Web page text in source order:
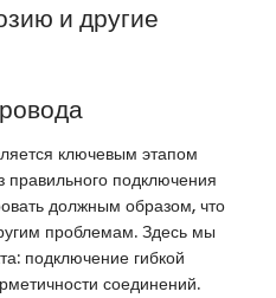
и другие
ключевым этапом
правильного подключения
должным образом, что
проблемам. Здесь мы
подключение гибкой
соединений.